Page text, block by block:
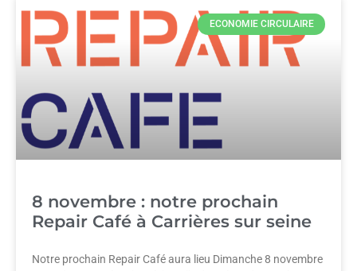
ECONOMIE CIRCULAIRE
8 novembre : notre prochain
Repair Café à Carrières sur seine
Notre prochain Repair Café aura lieu Dimanche 8 novembre